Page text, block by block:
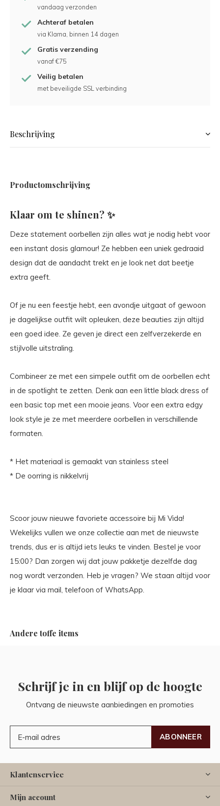
vandaag verzonden
Achteraf betalen
via Klarna, binnen 14 dagen
Gratis verzending
vanaf €75
Veilig betalen
met beveiligde SSL verbinding
Beschrijving
Productomschrijving
Klaar om te shinen? ✨
Deze statement oorbellen zijn alles wat je nodig hebt voor
een instant dosis glamour! Ze hebben een uniek gedraaid
design dat de aandacht trekt en je look net dat beetje
extra geeft.
Of je nu een feestje hebt, een avondje uitgaat of gewoon
je dagelijkse outfit wilt opleuken, deze beauties zijn altijd
een goed idee. Ze geven je direct een zelfverzekerde en
stijlvolle uitstraling.
Combineer ze met een simpele outfit om de oorbellen echt
in de spotlight te zetten. Denk aan een little black dress of
een basic top met een mooie jeans. Voor een extra edgy
look style je ze met meerdere oorbellen in verschillende
formaten.
* Het materiaal is gemaakt van stainless steel
* De oorring is nikkelvrij
Scoor jouw nieuwe favoriete accessoire bij Mi Vida!
Wekelijks vullen we onze collectie aan met de nieuwste
trends, dus er is altijd iets leuks te vinden. Bestel je voor
15:00? Dan zorgen wij dat jouw pakketje dezelfde dag
nog wordt verzonden. Heb je vragen? We staan altijd voor
je klaar via mail, telefoon of WhatsApp.
Andere toffe items
Schrijf je in en blijf op de hoogte
Ontvang de nieuwste aanbiedingen en promoties
ABONNEER
Klantenservice
Mijn account